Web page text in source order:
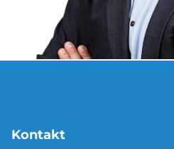
Kontakt